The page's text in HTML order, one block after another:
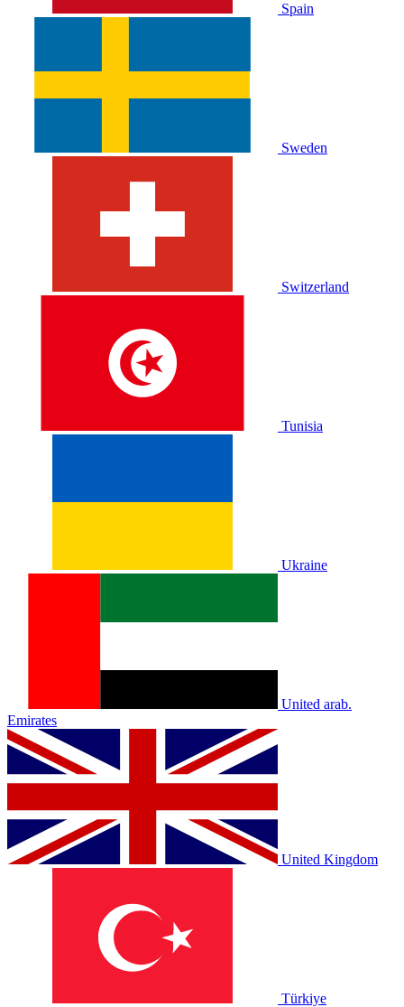
Spain
Sweden
Switzerland
Tunisia
Ukraine
United arab.
Emirates
United Kingdom
Türkiye